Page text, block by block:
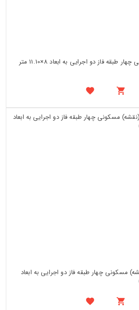
دانلود پلان (نقشه) مسکونی چهار طبقه فاز دو اجرایی به ابعاد 8×11.10 متر
مسکونی چهار طبقه فاز دو اجرایی به ابعاد